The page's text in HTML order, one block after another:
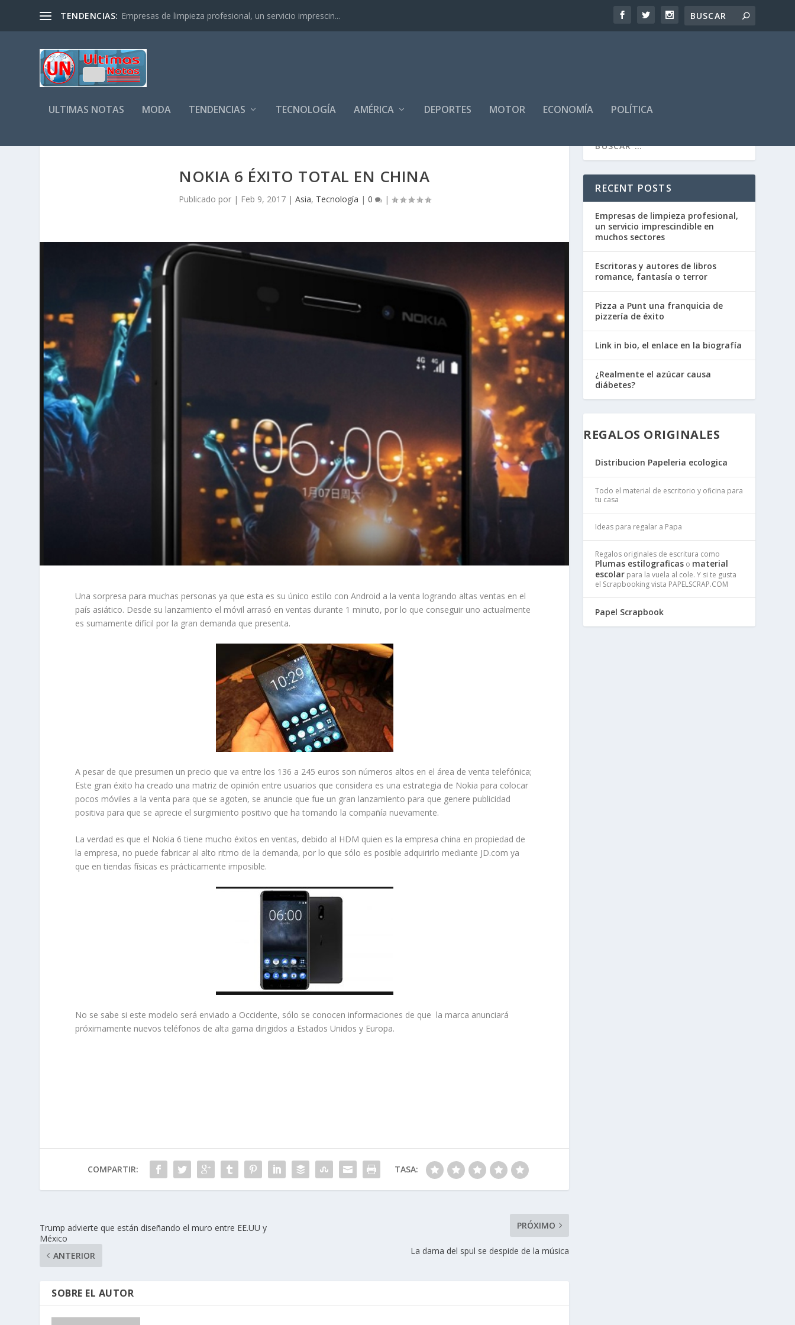
TENDENCIAS: Empresas de limpieza profesional, un servicio imprescin...
ULTIMAS NOTAS MODA TENDENCIAS TECNOLOGÍA AMÉRICA DEPORTES MOTOR ECONOMÍA POLÍTICA
NOKIA 6 ÉXITO TOTAL EN CHINA
Publicado por | Feb 9, 2017| Asia, Tecnología | 0 |
Una sorpresa para muchas personas ya que esta es su único estilo con Android a la venta logrando altas ventas en el
país asiático. Desde su lanzamiento el móvil arrasó en ventas durante 1 minuto, por lo que conseguir uno actualmente
es sumamente difícil por la gran demanda que presenta.
A pesar de que presumen un precio que va entre los 136 a 245 euros son números altos en el área de venta telefónica;
Este gran éxito ha creado una matriz de opinión entre usuarios que considera es una estrategia de Nokia para colocar
pocos móviles a la venta para que se agoten, se anuncie que fue un gran lanzamiento para que genere publicidad
positiva para que se aprecie el surgimiento positivo que ha tomando la compañía nuevamente.
La verdad es que el Nokia 6 tiene mucho éxitos en ventas, debido al HDM quien es la empresa china en propiedad de
la empresa, no puede fabricar al alto ritmo de la demanda, por lo que sólo es posible adquirirlo mediante JD.com ya
que en tiendas físicas es prácticamente imposible.
No se sabe si este modelo será enviado a Occidente, sólo se conocen informaciones de que la marca anunciará
próximamente nuevos teléfonos de alta gama dirigidos a Estados Unidos y Europa.
COMPARTIR: TASA:
Trump advierte que están diseñando el muro entre EE.UU y
México
ANTERIOR
PRÓXIMO
La dama del spul se despide de la música
SOBRE EL AUTOR
RECENT POSTS
Empresas de limpieza profesional,
un servicio imprescindible en
muchos sectores
Escritoras y autores de libros
romance, fantasía o terror
Pizza a Punt una franquicia de
pizzería de éxito
Link in bio, el enlace en la biografía
¿Realmente el azúcar causa
diábetes?
REGALOS ORIGINALES
Distribucion Papeleria ecologica
Todo el material de escritorio y oficina para
tu casa
Ideas para regalar a Papa
Regalos originales de escritura como
Plumas estilograficas o material
escolar para la vuela al cole. Y si te gusta
el Scrapbooking vista PAPELSCRAP.COM
Papel Scrapbook